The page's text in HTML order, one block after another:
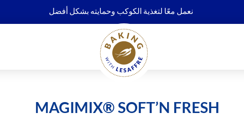
نعمل معًا لتغذية الكوكب وحمايته بشكل أفضل
MAGIMIX® SOFT’N FRESH